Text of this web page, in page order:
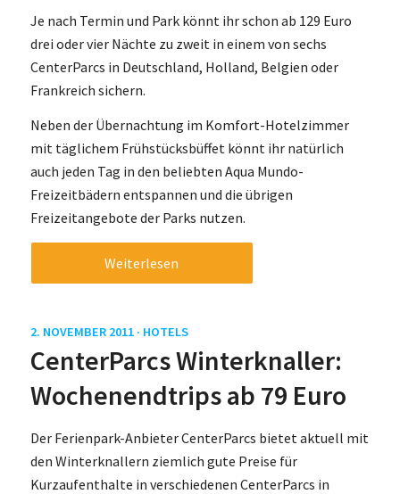
Je nach Termin und Park könnt ihr schon ab 129 Euro
drei oder vier Nächte zu zweit in einem von sechs
CenterParcs in Deutschland, Holland, Belgien oder
Frankreich sichern.
Neben der Übernachtung im Komfort-Hotelzimmer
mit täglichem Frühstücksbüffet könnt ihr natürlich
auch jeden Tag in den beliebten Aqua Mundo-
Freizeitbädern entspannen und die übrigen
Freizeitangebote der Parks nutzen.
Weiterlesen
2. NOVEMBER 2011 · HOTELS
CenterParcs Winterknaller:
Wochenendtrips ab 79 Euro
Der Ferienpark-Anbieter CenterParcs bietet aktuell mit
den Winterknallern ziemlich gute Preise für
Kurzaufenthalte in verschiedenen CenterParcs in